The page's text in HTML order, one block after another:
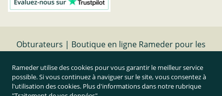
Obturateurs | Boutique en ligne Rameder pour les
Résilier le contrat
Rameder utilise des cookies pour vous garantir le meilleur service
possible. Si vous continuez à naviguer sur le site, vous consentez à
l'utilisation des cookies. Plus d'informations dans notre rubrique